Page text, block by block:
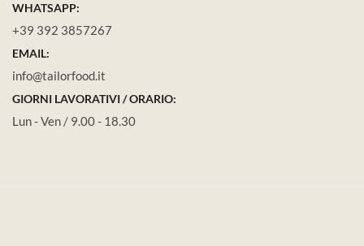
WHATSAPP:
+39 392 3857267
EMAIL:
info@tailorfood.it
GIORNI LAVORATIVI / ORARIO:
Lun - Ven / 9.00 - 18.30